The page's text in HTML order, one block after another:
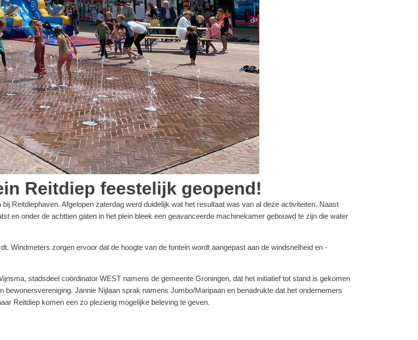
Reitdiep feestelijk geopend!
Reitdiephaven. Afgelopen zaterdag werd duidelijk wat het resultaat was van al deze activiteiten. Naast
en onder de achttien gaten in het plein bleek een geavanceerde machinekamer gebouwd te zijn die water
Windmeters zorgen ervoor dat de hoogte van de fontein wordt aangepast aan de windsnelheid en -
stadsdeel coördinator WEST namens de gemeente Groningen, dat het initiatief tot stand is gekomen
bewonersvereniging. Jannie Nijlaan sprak namens Jumbo/Maripaan en benadrukte dat het ondernemers
Reitdiep komen een zo plezierig mogelijke beleving te geven.